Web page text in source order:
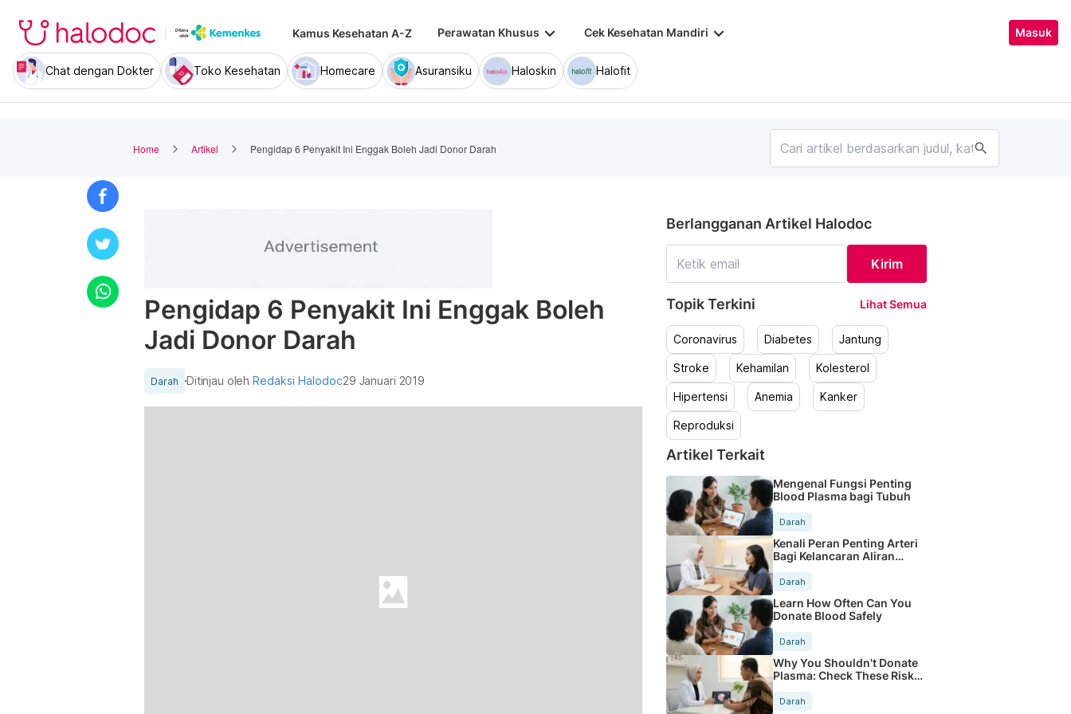
Kamus Kesehatan A-Z Perawatan Khusus keyboard_arrow_down Cek Kesehatan Mandiri keyboard_arrow_down Masuk
Chat dengan Dokter Toko Kesehatan Homecare Asuransiku Haloskin Halofit
Home Artikel Pengidap 6 Penyakit Ini Enggak Boleh Jadi Donor Darah search
Pengidap 6 Penyakit Ini Enggak Boleh
Jadi Donor Darah
Darah Ditinjau olehRedaksi Halodoc29 Januari 2019
Berlangganan Artikel Halodoc
Kirim
Topik Terkini Lihat Semua
Coronavirus Diabetes Jantung
Stroke Kehamilan Kolesterol
Hipertensi Anemia Kanker
Reproduksi
Artikel Terkait
Mengenal Fungsi Penting
Blood Plasma bagi Tubuh
Darah
Kenali Peran Penting Arteri
Bagi Kelancaran Aliran
Darah
Learn How Often Can You
Donate Blood Safely
Darah
Why You Shouldn't Donate
Plasma: Check These Risks
Now
Darah